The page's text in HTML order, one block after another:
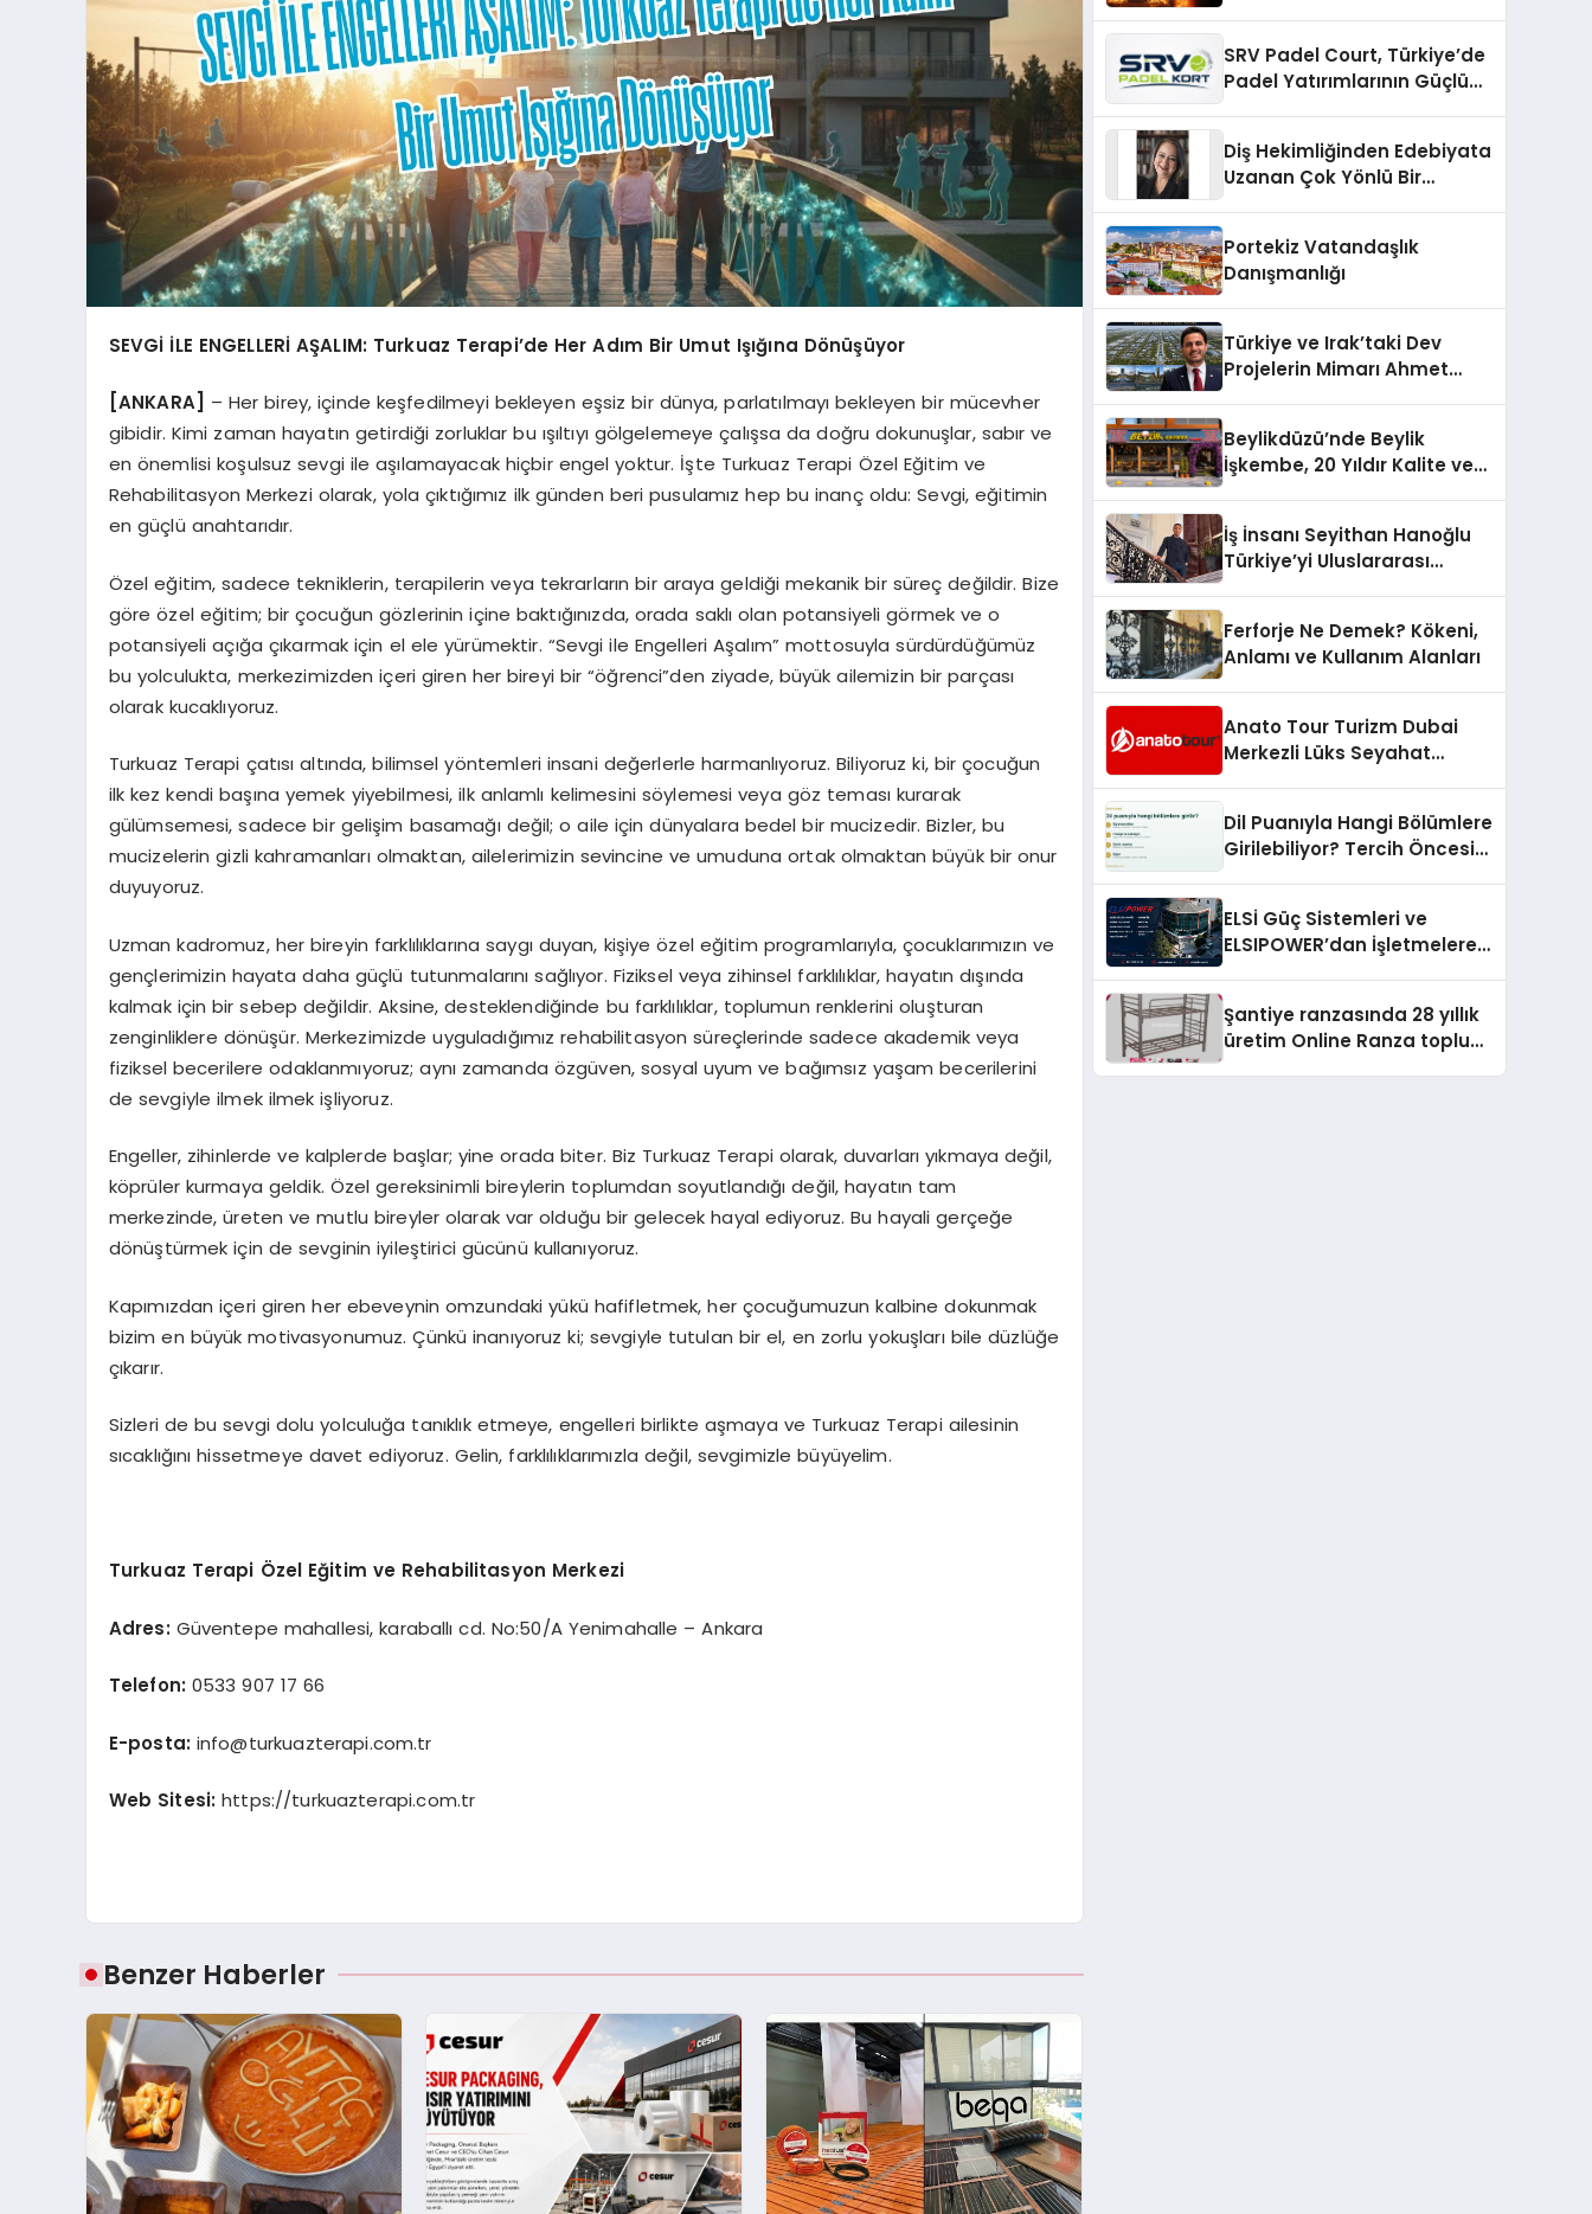
SEVGİ İLE ENGELLERİ AŞALIM: Turkuaz Terapi’de Her Adım Bir Umut Işığına Dönüşüyor
[ANKARA]
– Her birey, içinde keşfedilmeyi bekleyen eşsiz bir dünya, parlatılmayı bekleyen bir mücevher
gibidir. Kimi zaman hayatın getirdiği zorluklar bu ışıltıyı gölgelemeye çalışsa da doğru dokunuşlar, sabır ve
en önemlisi koşulsuz sevgi ile aşılamayacak hiçbir engel yoktur. İşte Turkuaz Terapi Özel Eğitim ve
Rehabilitasyon Merkezi olarak, yola çıktığımız ilk günden beri pusulamız hep bu inanç oldu: Sevgi, eğitimin
en güçlü anahtarıdır.
Özel eğitim, sadece tekniklerin, terapilerin veya tekrarların bir araya geldiği mekanik bir süreç değildir. Bize
göre özel eğitim; bir çocuğun gözlerinin içine baktığınızda, orada saklı olan potansiyeli görmek ve o
potansiyeli açığa çıkarmak için el ele yürümektir. “Sevgi ile Engelleri Aşalım” mottosuyla sürdürdüğümüz
bu yolculukta, merkezimizden içeri giren her bireyi bir “öğrenci”den ziyade, büyük ailemizin bir parçası
olarak kucaklıyoruz.
Turkuaz Terapi çatısı altında, bilimsel yöntemleri insani değerlerle harmanlıyoruz. Biliyoruz ki, bir çocuğun
ilk kez kendi başına yemek yiyebilmesi, ilk anlamlı kelimesini söylemesi veya göz teması kurarak
gülümsemesi, sadece bir gelişim basamağı değil; o aile için dünyalara bedel bir mucizedir. Bizler, bu
mucizelerin gizli kahramanları olmaktan, ailelerimizin sevincine ve umuduna ortak olmaktan büyük bir onur
duyuyoruz.
Uzman kadromuz, her bireyin farklılıklarına saygı duyan, kişiye özel eğitim programlarıyla, çocuklarımızın ve
gençlerimizin hayata daha güçlü tutunmalarını sağlıyor. Fiziksel veya zihinsel farklılıklar, hayatın dışında
kalmak için bir sebep değildir. Aksine, desteklendiğinde bu farklılıklar, toplumun renklerini oluşturan
zenginliklere dönüşür. Merkezimizde uyguladığımız rehabilitasyon süreçlerinde sadece akademik veya
fiziksel becerilere odaklanmıyoruz; aynı zamanda özgüven, sosyal uyum ve bağımsız yaşam becerilerini
de sevgiyle ilmek ilmek işliyoruz.
Engeller, zihinlerde ve kalplerde başlar; yine orada biter. Biz Turkuaz Terapi olarak, duvarları yıkmaya değil,
köprüler kurmaya geldik. Özel gereksinimli bireylerin toplumdan soyutlandığı değil, hayatın tam
merkezinde, üreten ve mutlu bireyler olarak var olduğu bir gelecek hayal ediyoruz. Bu hayali gerçeğe
dönüştürmek için de sevginin iyileştirici gücünü kullanıyoruz.
Kapımızdan içeri giren her ebeveynin omzundaki yükü hafifletmek, her çocuğumuzun kalbine dokunmak
bizim en büyük motivasyonumuz. Çünkü inanıyoruz ki; sevgiyle tutulan bir el, en zorlu yokuşları bile düzlüğe
çıkarır.
Sizleri de bu sevgi dolu yolculuğa tanıklık etmeye, engelleri birlikte aşmaya ve Turkuaz Terapi ailesinin
sıcaklığını hissetmeye davet ediyoruz. Gelin, farklılıklarımızla değil, sevgimizle büyüyelim.
Turkuaz Terapi Özel Eğitim ve Rehabilitasyon Merkezi
Adres: Güventepe mahallesi, karaballı cd. No:50/A Yenimahalle – Ankara
Telefon: 0533 907 17 66
E-posta: info@turkuazterapi.com.tr
Web Sitesi: https://turkuazterapi.com.tr
Benzer Haberler
SRV Padel Court, Türkiye’de
Padel Yatırımlarının Güçlü
Diş Hekimliğinden Edebiyata
Uzanan Çok Yönlü Bir
Portekiz Vatandaşlık
Danışmanlığı
Türkiye ve Irak’taki Dev
Projelerin Mimarı Ahmet
Holding Industrial City”
Projesini Hayata Geçirecek
Beylikdüzü’nde Beylik
İşkembe, 20 Yıldır Kalite ve
İş İnsanı Seyithan Hanoğlu
Türkiye’yi Uluslararası
Ferforje Ne Demek? Kökeni,
Anlamı ve Kullanım Alanları
Anato Tour Turizm Dubai
Merkezli Lüks Seyahat
Dil Puanıyla Hangi Bölümlere
Girilebiliyor? Tercih Öncesi
ELSİ Güç Sistemleri ve
ELSIPOWER’dan İşletmelere
Şantiye ranzasında 28 yıllık
üretim Online Ranza toplu